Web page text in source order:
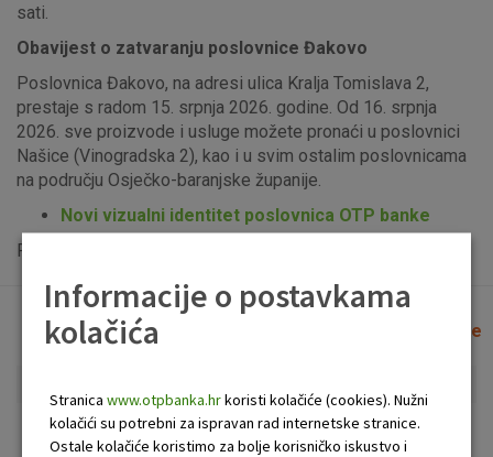
sati.
Obavijest o zatvaranju poslovnice Đakovo
Poslovnica Đakovo, na adresi ulica Kralja Tomislava 2,
prestaje s radom 15. srpnja 2026. godine. Od 16. srpnja
2026. sve proizvode i usluge možete pronaći u poslovnici
Našice (Vinogradska 2), kao i u svim ostalim poslovnicama
na području Osječko-baranjske županije.
Novi vizualni identitet poslovnica OTP banke
Popis uplatno-isplatnih bankomata možete vidjeti
Lista poslovnica i bankomata Očisti filtere
Bankomat Poslovnica
Informacije o postavkama
kolačića
Stranica www.otpbanka.hrkoristi kolačiće (cookies). Nužni
kolačići su potrebni za ispravan rad internetske stranice.
Ostale kolačiće koristimo za bolje korisničko iskustvo i